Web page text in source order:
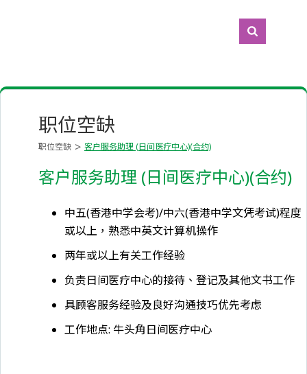
职位空缺
职位空缺 客户服务助理 (日间医疗中心)(合约)
客户服务助理 (日间医疗中心)(合约)
中五(香港中学会考)/中六(香港中学文凭考试)程度
或以上，熟悉中英文计算机操作
两年或以上有关工作经验
负责日间医疗中心的接待、登记及其他文书工作
具顾客服务经验及良好沟通技巧优先考虑
工作地点: 牛头角日间医疗中心